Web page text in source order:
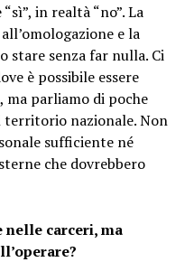
in realtà “no”. La
e la
stare senza far nulla. Ci
è possibile essere
parliamo di poche
nazionale. Non
sufficiente né
che dovrebbero
carceri, ma